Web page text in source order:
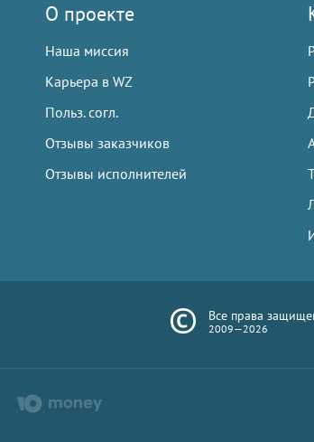
О проекте
Наша миссия
Карьера в WZ
Польз. согл.
Отзывы заказчиков
Отзывы исполнителей
Все права
2009—2026